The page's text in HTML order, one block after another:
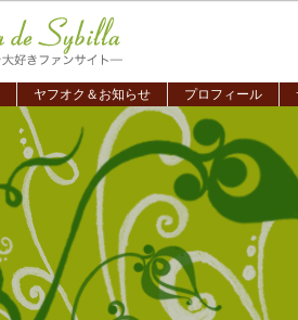
ヤフオク＆お知らせ プロフィール